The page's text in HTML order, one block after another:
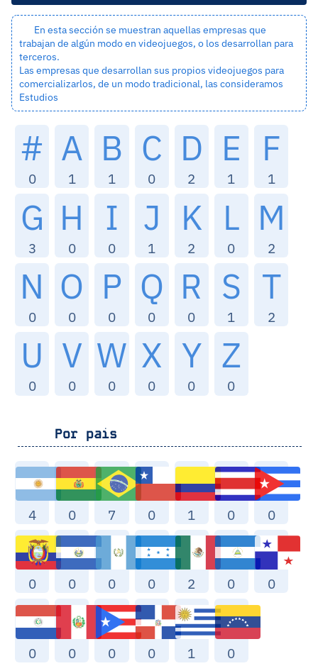
En esta sección se muestran aquellas empresas que
trabajan de algún modo en videojuegos, o los desarrollan para
terceros.
Las empresas que desarrollan sus propios videojuegos para
comercializarlos, de un modo tradicional, las consideramos
Estudios
#
0
A
1
B
1
C
0
D
2
E
1
F
1
G
3
H
0
I
0
J
1
K
2
L
0
M
2
N
0
O
0
P
0
Q
0
R
0
S
1
T
2
U
0
V
0
W
0
X
0
Y
0
Z
0
Por pais
4 0 7 0 1 0 0
0 0 0 0 2 0 0
0 0 0 0 1 0